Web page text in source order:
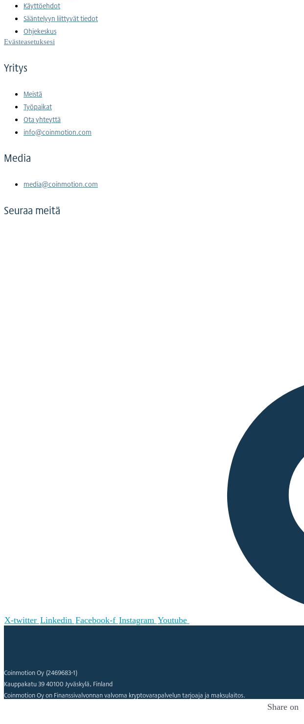
Käyttöehdot
Sääntelyyn liittyvät tiedot
Ohjekeskus
Evästeasetuksesi
Yritys
Meistä
Työpaikat
Ota yhteyttä
info@coinmotion.com
Media
media@coinmotion.com
Seuraa meitä
X-twitter Linkedin Facebook-f Instagram Youtube
Coinmotion Oy (2469683-1)
Kauppakatu 39 40100 Jyväskylä, Finland
Coinmotion Oy on Finanssivalvonnan valvoma kryptovarapalvelun tarjoaja ja maksulaitos.
Share on